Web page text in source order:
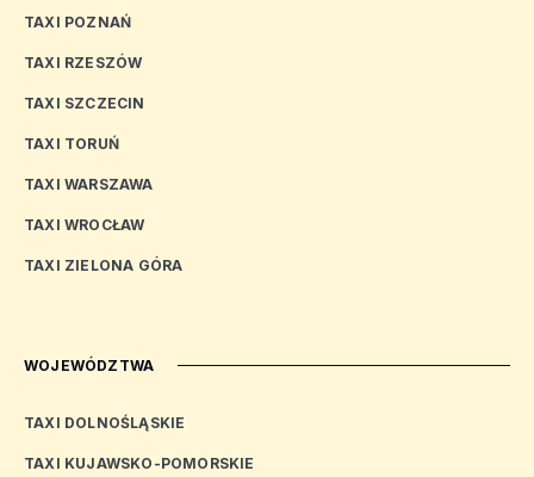
TAXI POZNAŃ
TAXI RZESZÓW
TAXI SZCZECIN
TAXI TORUŃ
TAXI WARSZAWA
TAXI WROCŁAW
TAXI ZIELONA GÓRA
WOJEWÓDZTWA
TAXI DOLNOŚLĄSKIE
TAXI KUJAWSKO-POMORSKIE